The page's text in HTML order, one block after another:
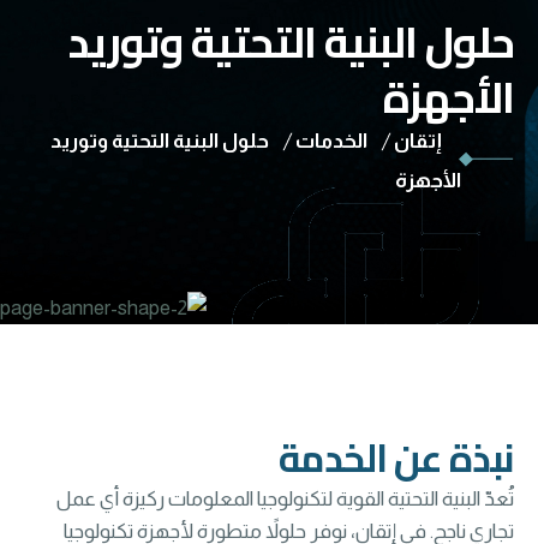
حلول البنية التحتية وتوريد
الأجهزة​
إتقان الخدمات
حلول البنية التحتية وتوريد
الأجهزة​
نبذة عن الخدمة
تُعدّ البنية التحتية القوية لتكنولوجيا المعلومات ركيزة أي عمل
تجاري ناجح. في إتقان، نوفر حلولاً متطورة لأجهزة تكنولوجيا